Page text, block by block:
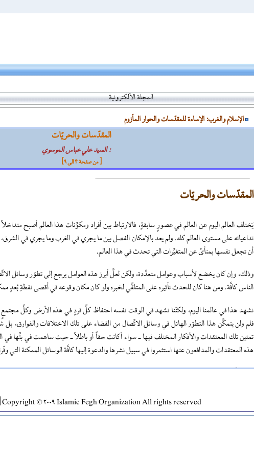
المجلة الألكترونية
الإسلام والغرب: الإساءة للمقدّسات والحوار المأزوم
المقدّسات والحريّات
: السيد علي عباس الموسوي
[ من صفحة 4 الی 9]
المقدّسات والحريّات
يَختلف العالم اليوم عن العالم في عصورٍ سابقةٍ، فالارتباط بين أفراد ومكوِّنات هذا العالم أصبح
تداعياته على مستوى العالم كله. ولم يعد بالإمكان الفصل بين ما يجري في الغرب وما يجري في
أن تجعل نفسها بمنأىً عن المتغيِّرات التي تحدث في هذا العالم.
وذلك، وإن كان يخضع لأسباب وعوامل متعدِّدة، ولكن لعلَّ أبرز هذه العوامل يرجع إلى تطوّر وسائل
الناس كافَّة. ومن هنا كان للحدث تأثيره على المتلقِّي لخبره ولو كان مكان وقوعه في أقصى نقطةِ بُعدٍ
نشهد هذا في عالمنا اليوم، ولكنّنا نشهد في الوقت نفسه احتفاظ كلِّ فردٍ في هذه الأرض وكلِّ مجتمعٍ
فلم ولن يتمكَّن هذا التطوّر الهائل في وسائل الاتِّصال من القضاء على تلك الاختلافات والفوارق،
تمتين تلك المعتقدات والأفكار المختلف فيها ـ سواء أكانت حقاً أو باطلاً ـ حيث ساهمت في بثِّها
هذه المعتقدات والمدافعون عنها استثمروا في سبيل نشرها والدعوة إليها كافَّة الوسائل الممكنة التي
المنهاج ـ العدد الستون ـ شتاء 1432هـ/2011مCopyright © 2009 Islamic Fegh Organization All rights reserved